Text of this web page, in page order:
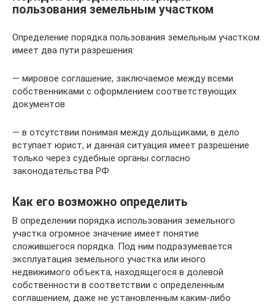
пользования земельным участком
Определение порядка пользования земельным участком
имеет два пути разрешения:
— мировое соглашение, заключаемое между всеми
собственниками с оформлением соответствующих
документов
— в отсутствии понимая между дольщиками, в дело
вступает юрист, и данная ситуация имеет разрешение
только через судебные органы согласно
законодательства РФ
Как его возможно определить
В определении порядка использования земельного
участка огромное значение имеет понятие
сложившегося порядка. Под ним подразумевается
эксплуатация земельного участка или иного
недвижимого объекта, находящегося в долевой
собственности в соответствии с определенным
соглашением, даже не установленным каким-либо